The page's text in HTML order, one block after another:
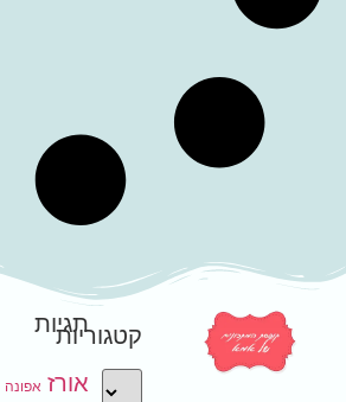
קטגוריות
תגיות
אורז אפונה